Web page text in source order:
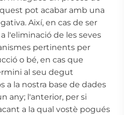
pot acabar amb una
Així, en cas de ser
l'eliminació de les seves
pertinents per
o bé, en cas que
al seu degut
a la nostra base de dades
any; l'anterior, per si
a la qual vostè pogués